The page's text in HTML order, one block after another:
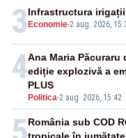
3Economie-2 aug. 2026,
Infrastructura
4
Politica-2 aug. 2026, 15:42
Ana Maria
ediție explozivă a
PLUS
România sub COD
tropicale în